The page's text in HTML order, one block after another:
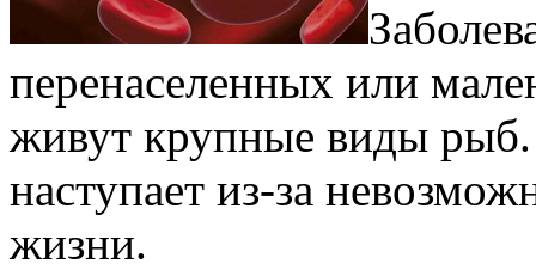
перенаселенных или
живут крупные виды
наступает из-за
жизни.